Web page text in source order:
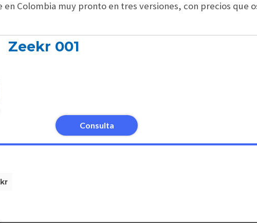
en Colombia muy pronto en tres versiones, con precios que
Zeekr 001
Consulta